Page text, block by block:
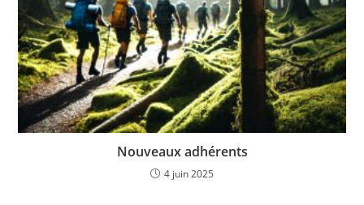
Nouveaux adhérents
4 juin 2025